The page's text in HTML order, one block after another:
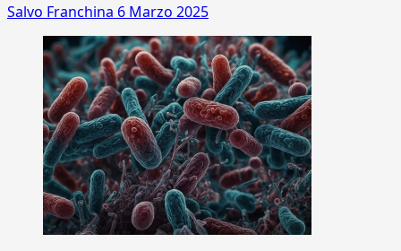
Salvo Franchina 6 Marzo 2025